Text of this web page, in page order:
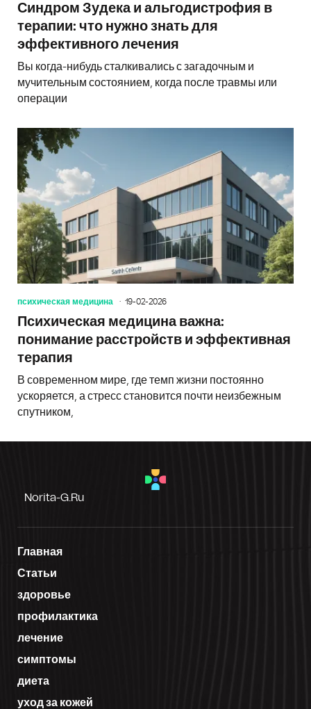
Синдром Зудека и альгодистрофия в
терапии: что нужно знать для
эффективного лечения
Вы когда-нибудь сталкивались с загадочным и
мучительным состоянием, когда после травмы или
операции
психическая медицина 19-02-2026
Психическая медицина важна:
понимание расстройств и эффективная
терапия
В современном мире, где темп жизни постоянно
ускоряется, а стресс становится почти неизбежным
спутником,
Norita-G.ru
Главная
Статьи
здоровье
профилактика
лечение
симптомы
диета
уход за кожей